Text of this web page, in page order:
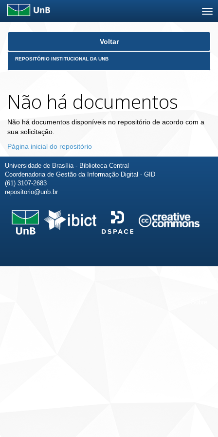
Skip
Voltar
REPOSITÓRIO INSTITUCIONAL DA UNB
Não há documentos
Não há documentos disponíveis no repositório de acordo com a
sua solicitação.
Página inicial do repositório
Universidade de Brasília - Biblioteca Central
Coordenadoria de Gestão da Informação Digital - GID
(61) 3107-2683
repositorio@unb.br